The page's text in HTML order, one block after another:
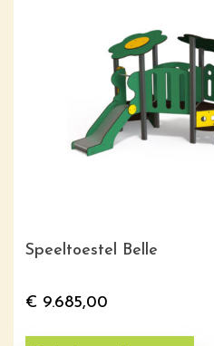
Speeltoestel Belle
€ 9.685,00